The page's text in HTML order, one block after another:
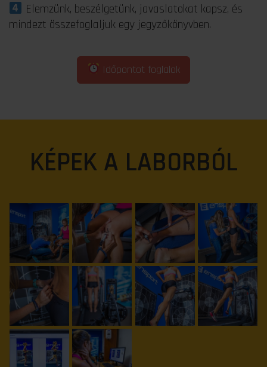
Elemzünk, beszélgetünk, javaslatokat kapsz, és
mindezt összefoglaljuk egy jegyzőkönyvben.
Időpontot foglalok
KÉPEK A LABORBÓL